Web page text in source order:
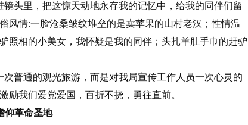
头里，把这惊天动地永存我的记忆中，给我的同伴们留
风情:一脸沧桑皱纹堆垒的是卖苹果的山村老汉；性情温
照相的小美女，我怀疑是我的同伴；头扎羊肚手巾的赶驴
普通的观光旅游，而是对我局宣传工作人员一次心灵的
励我们爱党爱国，百折不挠，勇往直前。
仰革命圣地